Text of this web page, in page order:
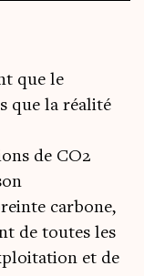
que le
que la réalité
de CO2
carbone,
de toutes les
et de